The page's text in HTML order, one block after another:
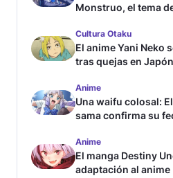
Monstruo, el tema
Cultura Otaku
El anime Yani Neko
tras quejas en Japón
Anime
Una waifu colosal:
sama confirma su
Anime
El manga Destiny
adaptación al anime